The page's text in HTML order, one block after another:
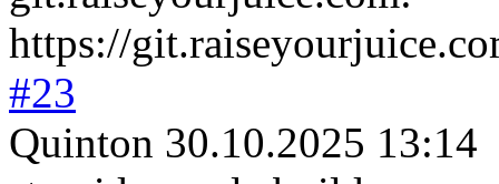
https://
#23
Quinton 30.10.2025 13:14